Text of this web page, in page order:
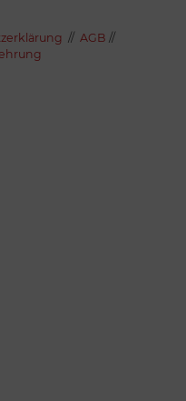
// AGB //